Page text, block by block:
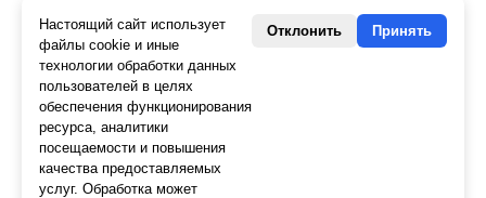
Ножи
Лезвия
Лента малярная, скотч
Стеклорезы
Плиткорезы
Пистолеты для герметика и пены
Шила
Стеклоткань, серпянка
Ещё 2
Настоящий сайт использует
файлы cookie и иные
технологии обработки данных
пользователей в целях
обеспечения функционирования
ресурса, аналитики
посещаемости и повышения
качества предоставляемых
услуг. Обработка может
Отклонить Принять